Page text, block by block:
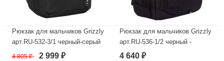
Рюкзак для мальчиков Grizzly
арт.RU-532-3/1 черный-серый
31х42х22 см
4 805₽ 2 999 ₽
Рюкзак для мальчиков Grizzly
арт.RU-536-1/2 черный -
черный 32х47х17 см
4 640 ₽